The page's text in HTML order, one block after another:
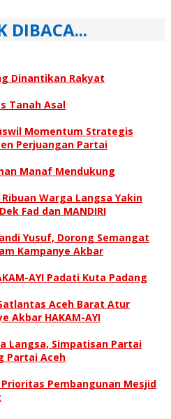
DIBACA...
Dinantikan Rakyat
Tanah Asal
Momentum Strategis
Perjuangan Partai
Manaf Mendukung
Warga Langsa Yakin
Fad dan MANDIRI
Yusuf, Dorong Semangat
Kampanye Akbar
AYI Padati Kuta Padang
Aceh Barat Atur
Akbar HAKAM-AYI
Langsa, Simpatisan Partai
Partai Aceh
Pembangunan Mesjid